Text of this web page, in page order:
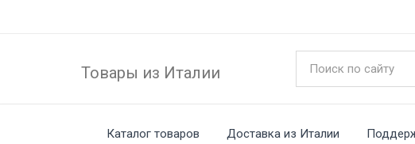
Товары из Италии
Каталог товаров Доставка из Италии